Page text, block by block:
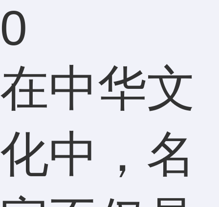
0
在中华文
化中，名